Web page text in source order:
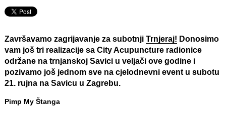
Završavamo zagrijavanje za subotnji Trnjeraj! Donosimo
vam još tri realizacije sa City Acupunctureradionice
održane na trnjanskoj Savici u veljači ove godine i
pozivamo još jednom sve na cjelodnevni event u subotu
21. rujna na Savicu u Zagrebu.
Pimp My Štanga